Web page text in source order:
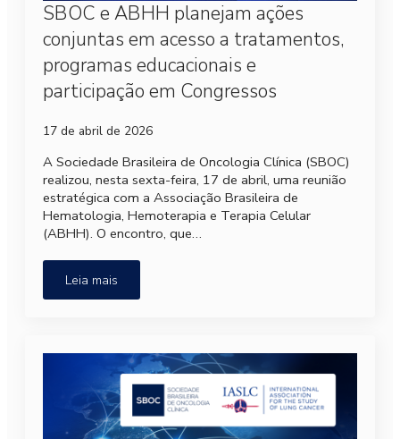
SBOC e ABHH planejam ações
conjuntas em acesso a tratamentos,
programas educacionais e
participação em Congressos
17 de abril de 2026
A Sociedade Brasileira de Oncologia Clínica (SBOC)
realizou, nesta sexta-feira, 17 de abril, uma reunião
estratégica com a Associação Brasileira de
Hematologia, Hemoterapia e Terapia Celular
(ABHH). O encontro, que…
Leia mais